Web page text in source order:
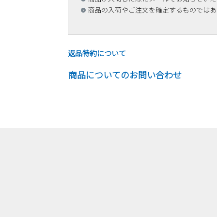
商品の入荷やご注文を確定するものではあ
返品特約について
商品についてのお問い合わせ